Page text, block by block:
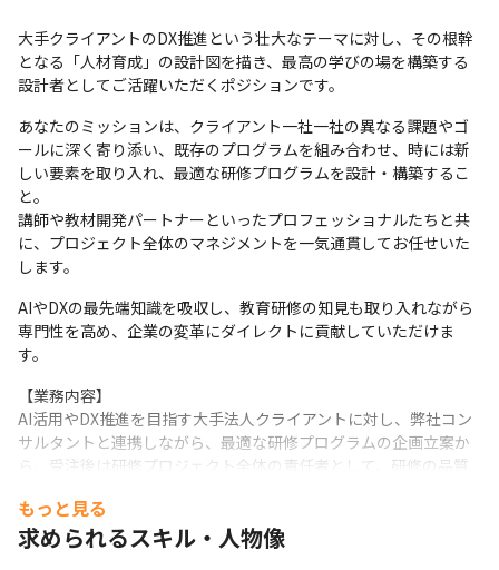
大手クライアントのDX推進という壮大なテーマに対し、その根幹
となる「人材育成」の設計図を描き、最高の学びの場を構築する
設計者としてご活躍いただくポジションです。
あなたのミッションは、クライアント一社一社の異なる課題やゴ
ールに深く寄り添い、既存のプログラムを組み合わせ、時には新
しい要素を取り入れ、最適な研修プログラムを設計・構築するこ
と。
講師や教材開発パートナーといったプロフェッショナルたちと共
に、プロジェクト全体のマネジメントを一気通貫してお任せいた
します。
AIやDXの最先端知識を吸収し、教育研修の知見も取り入れながら
専門性を高め、企業の変革にダイレクトに貢献していただけま
す。
【業務内容】
AI活用やDX推進を目指す大手法人クライアントに対し、弊社コン
サルタントと連携しながら、最適な研修プログラムの企画立案か
ら、受注後は研修プロジェクト全体の責任者として、研修の品質
ードしていただきます。
• 研修プログラムの全体設計・カスタマイズ
もっと見る
求められるスキル・人物像